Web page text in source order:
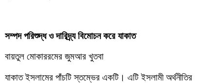
সম্পদ পরিশুদ্ধ ও দারিদ্র্য বিমোচন করে যাকাত
বায়তুল মোকাররমের জুমআর খুতবা
যাকাত ইসলামের পাঁচটি স্তম্ভের একটি। এটি ইসলামী অর্থনীতির